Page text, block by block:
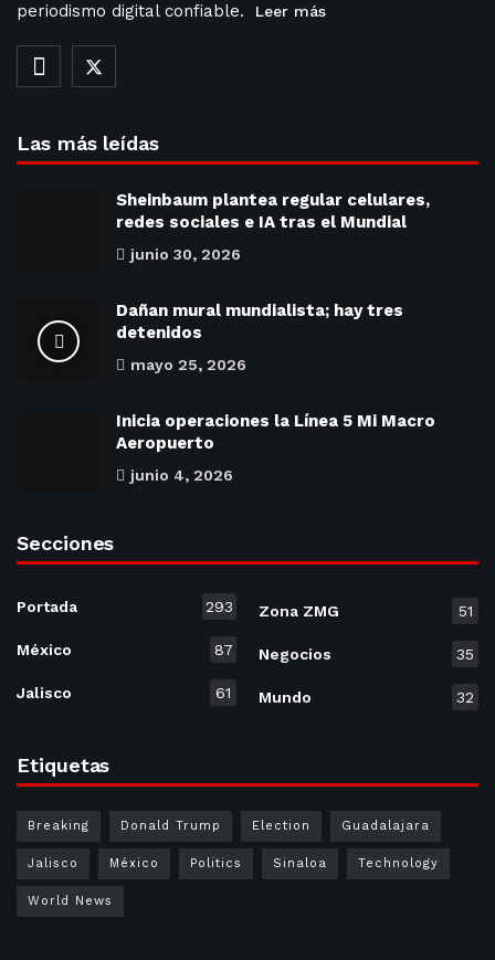
periodismo digital confiable.
Leer más
Las más leídas
Sheinbaum plantea regular celulares,
redes sociales e IA tras el Mundial
junio 30, 2026
Dañan mural mundialista; hay tres
detenidos
mayo 25, 2026
Inicia operaciones la Línea 5 Mi Macro
Aeropuerto
junio 4, 2026
Secciones
Portada 293
México 87
Jalisco 61
Zona ZMG 51
Negocios 35
Mundo 32
Etiquetas
Breaking Donald Trump Election Guadalajara
Jalisco México Politics Sinaloa Technology
World News